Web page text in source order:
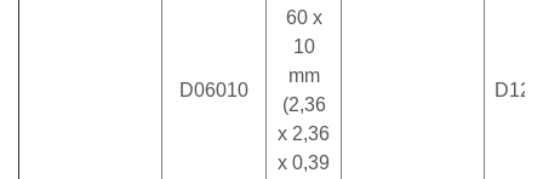
D06010
60 x
10
mm
(2,36
x 2,36
x 0,39